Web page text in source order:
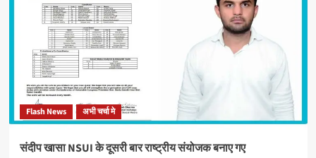
में
बरपाया
कहर,
इन
इलाकों
में
हो
रहीं
है
ज्यादा
Flash News अभी चर्चा मे
संदीप खासा NSUI के दूसरी बार राष्ट्रीय संयोजक बनाए गए